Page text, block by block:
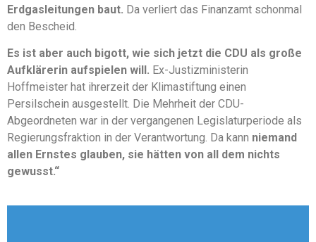
Erdgasleitungen baut. Da verliert das Finanzamt schonmal
den Bescheid.
Es ist aber auch bigott, wie sich jetzt die CDU als große
Aufklärerin aufspielen will. Ex-Justizministerin
Hoffmeister hat ihrerzeit der Klimastiftung einen
Persilschein ausgestellt. Die Mehrheit der CDU-
Abgeordneten war in der vergangenen Legislaturperiode als
Regierungsfraktion in der Verantwortung. Da kann niemand
allen Ernstes glauben, sie hätten von all dem nichts
gewusst.“